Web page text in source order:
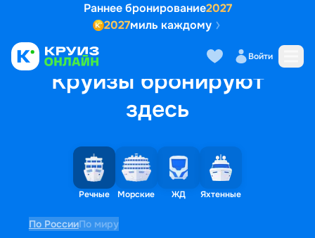
Раннее бронирование2027
2027миль каждому
Войти
Круизы бронируют
здесь
Речные Морские ЖД Яхтенные
По РоссииПо миру